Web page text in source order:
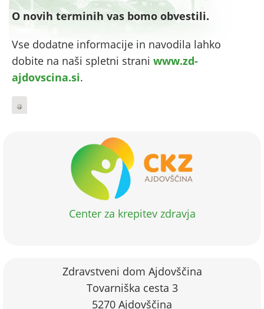
O novih terminih vas bomo obvestili.
Vse dodatne informacije in navodila lahko
dobite na naši spletni strani www.zd-
ajdovscina.si.
Center za krepitev zdravja
Zdravstveni dom Ajdovščina
Tovarniška cesta 3
5270 Ajdovščina